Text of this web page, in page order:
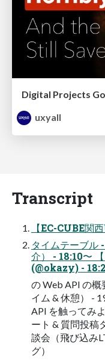
uxyall
Transcript
【EC-CUBE関⻄
タイムテーブル
介） - 18:10〜
(@okazy) -
の Web API の概
イム & 休憩） -
API を触ってみ
ート & 質問投稿
談会（⾶び込み
グ）